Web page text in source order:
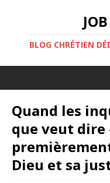
BLOG CHRÉTIEN
Quand les
que veut dire
Dieu et sa